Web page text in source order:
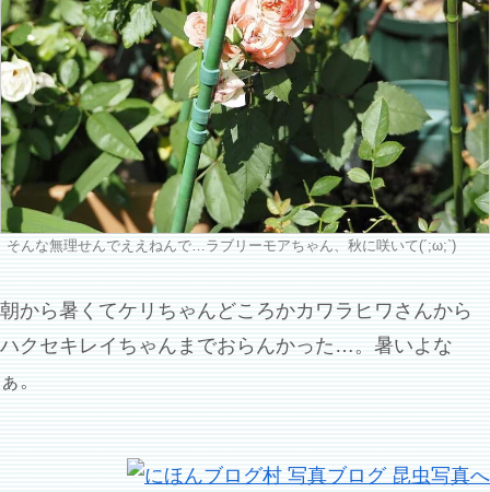
そんな無理せんでええねんで…ラブリーモアちゃん、秋に咲いて(´;ω;`)
朝から暑くてケリちゃんどころかカワラヒワさんから
ハクセキレイちゃんまでおらんかった…。暑いよな
ぁ。